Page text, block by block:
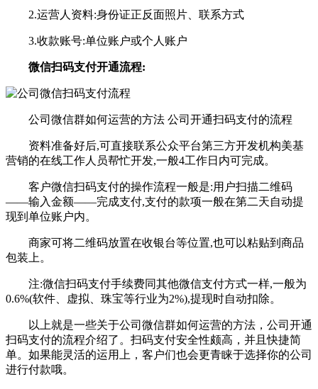
2.运营人资料:身份证正反面照片、联系方式
3.收款账号:单位账户或个人账户
微信扫码支付开通流程:
公司微信群如何运营的方法 公司开通扫码支付的流程
资料准备好后,可直接联系公众平台第三方开发机构美基
营销的在线工作人员帮忙开发,一般4工作日内可完成。
客户微信扫码支付的操作流程一般是:用户扫描二维码
——输入金额——完成支付,支付的款项一般在第二天自动提
现到单位账户内。
商家可将二维码放置在收银台等位置,也可以粘贴到商品
包装上。
注:微信扫码支付手续费同其他微信支付方式一样,一般为
0.6%(软件、虚拟、珠宝等行业为2%),提现时自动扣除。
以上就是一些关于公司微信群如何运营的方法，公司开通
扫码支付的流程介绍了。扫码支付安全性颇高，并且快捷简
单。如果能灵活的运用上，客户们也会更青睐于选择你的公司
进行付款哦。